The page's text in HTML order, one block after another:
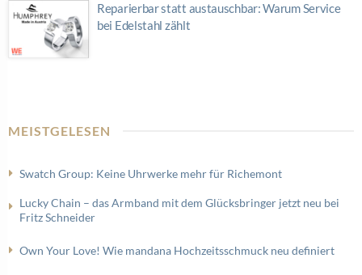
Reparierbar statt austauschbar: Warum Service
bei Edelstahl zählt
MEISTGELESEN
Swatch Group: Keine Uhrwerke mehr für Richemont
Lucky Chain – das Armband mit dem Glücksbringer jetzt neu bei
Fritz Schneider
Own Your Love! Wie mandana Hochzeitsschmuck neu definiert